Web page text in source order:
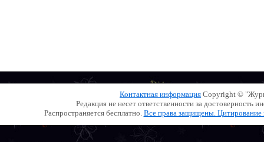
Контактная информация Copyright ©
Редакция не несет ответственности за
Распространяется бесплатно. Все права защищены. Цитирование